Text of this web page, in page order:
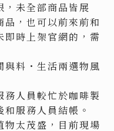
，未全部商品皆展
品，也可以前來前和
時上架官網的，需
與料・生活兩選物風
務人員較忙於咖啡製
服務人員結帳。
物太茂盛，目前現場